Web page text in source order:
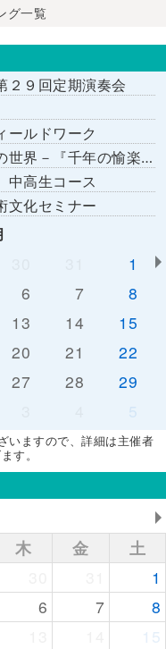
グ一覧
９回定期演奏会
ールドワーク
の愉楽』『奇蹟』より－」
高生コース
文化セミナー
1
6 7
8
13 14
15
20 21
22
27 28
29
5
いますので、詳細は主催者
す。
木 金
土
1
6 7
8
15